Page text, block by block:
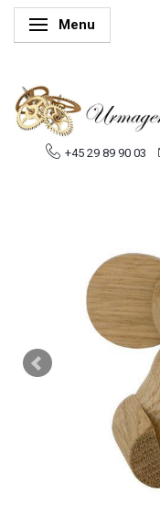
Skifte navigation
Menu
+45 29 89 90 03